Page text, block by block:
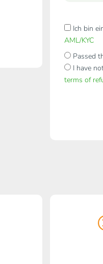
Ich bin
AML/KYC
Passed
I have
terms of